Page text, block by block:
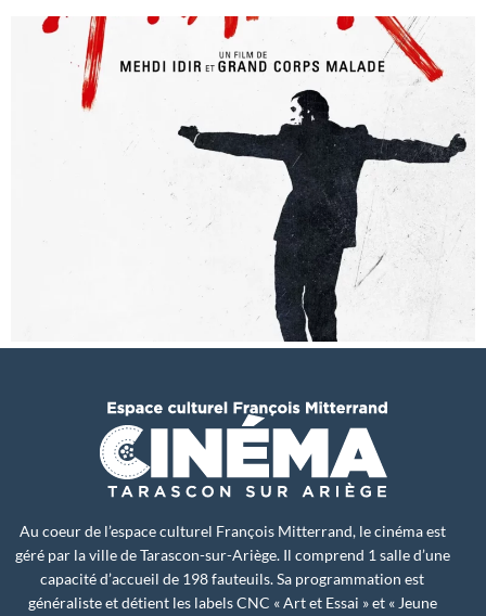
Au coeur de l’espace culturel François Mitterrand, le cinéma est
géré par la ville de Tarascon-sur-Ariège. Il comprend 1 salle d’une
capacité d’accueil de 198 fauteuils. Sa programmation est
généraliste et détient les labels CNC « Art et Essai » et « Jeune